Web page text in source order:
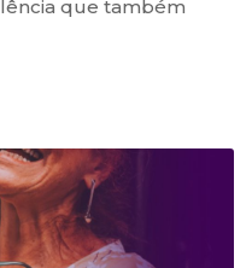
que também